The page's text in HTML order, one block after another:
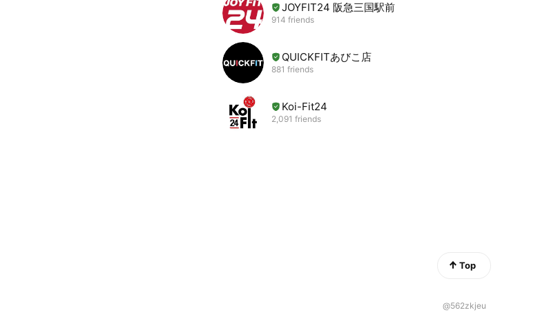
JOYFIT24 阪急三国駅前
914 friends
QUICKFITあびこ店
881 friends
Koi-Fit24
2,091 friends
Top
@562zkjeu